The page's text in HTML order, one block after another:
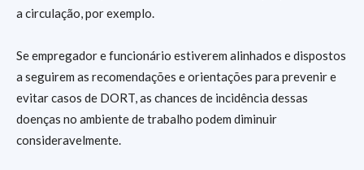
a circulação, por exemplo.
Se empregador e funcionário estiverem alinhados e dispostos
a seguirem as recomendações e orientações para prevenir e
evitar casos de DORT, as chances de incidência dessas
doenças no ambiente de trabalho podem diminuir
consideravelmente.